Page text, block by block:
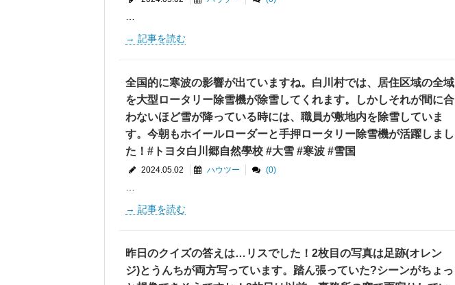
記事を読む
全国的に寒波の影響が出ていますね。白川村では、居住区域の全域
を大型ロータリー除雪機が除雪してくれます。しかしそれが間に合
わないほど雪が降っている時には、職員が敷地内を除雪していま
す。今朝もホイールローダーと手押ロータリー除雪機が活躍しまし
た！#トヨタ白川郷自然學校 #大雪 #寒波 #雪国
2024.05.02 ハウツー (0)
記事を読む
昨日のクイズの答えは…リスでした！2枚目の写真は足跡(オレン
ジ)とうんちが両方写っています。踏ん張っていた?シーンがちょっ